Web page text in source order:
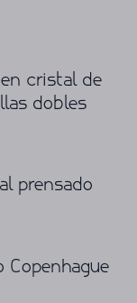
cristal de
dobles
prensado